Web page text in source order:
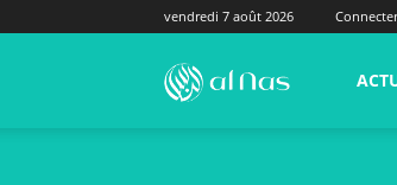
vendredi 7 août 2026
alNas.fr